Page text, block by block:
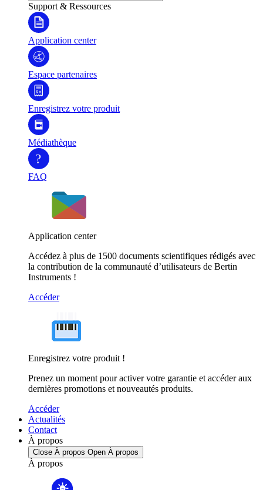
Support & Ressources
Application center
Espace partenaires
Enregistrez votre produit
Médiathèque
?
FAQ
Application center
Accédez à plus de 1500 documents scientifiques rédigés avec
la contribution de la communauté d’utilisateurs de Bertin
Instruments !
Accéder
Enregistrez votre produit !
Prenez un moment pour activer votre garantie et accéder aux
dernières promotions et nouveautés produits.
Accéder
Actualités
Contact
À propos
Close À propos Open À propos
À propos